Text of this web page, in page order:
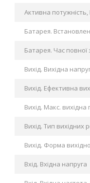
Активна потужність,
Батарея.
Батарея. Час повної
Вихід. Вихідна
Вихід. Ефективна
Вихід. Макс. вихідна
Вихід. Тип вихідних
Вихід. Форма
Вхід. Вхідна напруга